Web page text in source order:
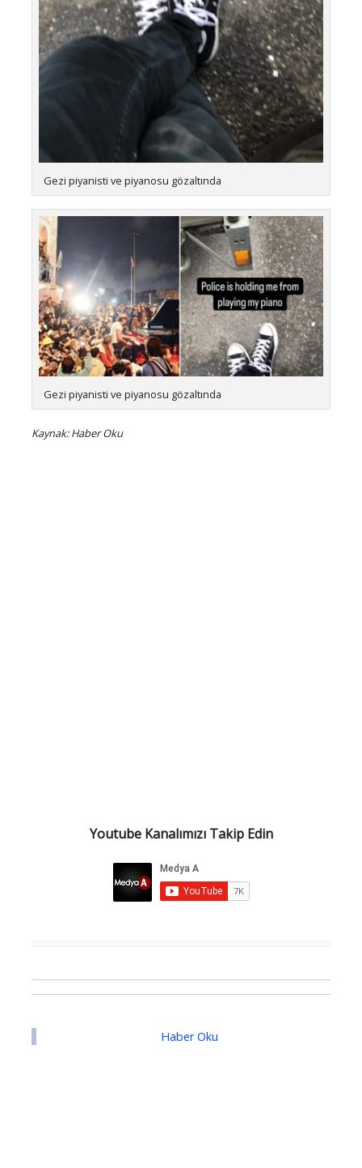
Gezi piyanisti ve piyanosu gözaltında
Gezi piyanisti ve piyanosu gözaltında
Kaynak: Haber Oku
Youtube Kanalımızı Takip Edin
Haber Oku